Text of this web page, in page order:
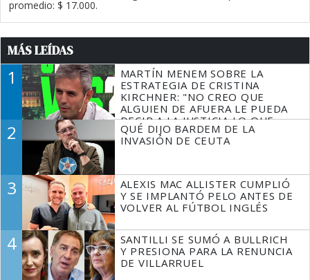
promedio: $ 17.000.
MÁS LEÍDAS
1
MARTÍN MENEM SOBRE LA
ESTRATEGIA DE CRISTINA
KIRCHNER: "NO CREO QUE
ALGUIEN DE AFUERA LE PUEDA
DECIR A LA JUSTICIA LO QUE
TIENE QUE HACER"
2
QUÉ DIJO BARDEM DE LA
INVASIÓN DE CEUTA
3
ALEXIS MAC ALLISTER CUMPLIÓ
Y SE IMPLANTÓ PELO ANTES DE
VOLVER AL FÚTBOL INGLÉS
4
SANTILLI SE SUMÓ A BULLRICH
Y PRESIONA PARA LA RENUNCIA
DE VILLARRUEL